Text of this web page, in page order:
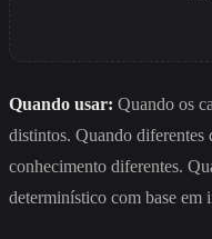
Quando usar: Quando os
distintos. Quando diferentes
conhecimento diferentes.
determinístico com base em